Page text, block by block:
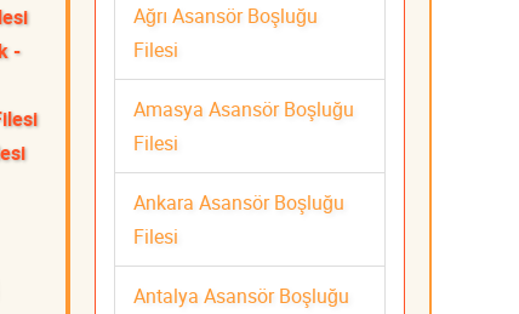
-
Ağrı Asansör Boşluğu
Filesi
Amasya Asansör Boşluğu
Filesi
Ankara Asansör Boşluğu
Filesi
Antalya Asansör Boşluğu